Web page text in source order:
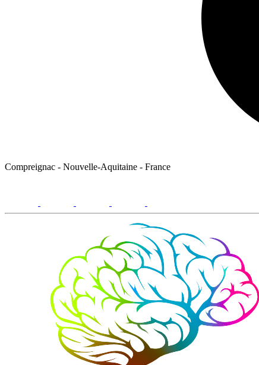
Compreignac - Nouvelle-Aquitaine - France